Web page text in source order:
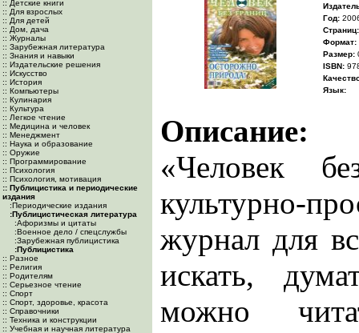
:: Детские книги
:: Для взрослых
:: Для детей
:: Дом, дача
:: Журналы
:: Зарубежная литература
:: Знания и навыки
:: Издательские решения
:: Искусство
:: История
:: Компьютеры
:: Кулинария
:: Культура
:: Легкое чтение
:: Медицина и человек
:: Менеджмент
:: Наука и образование
:: Оружие
:: Программирование
:: Психология
:: Психология, мотивация
:: Публицистика и периодические
издания
:Периодические издания
:Публицистическая литература
:Афоризмы и цитаты
:Военное дело / спецслужбы
:Зарубежная публицистика
:Публицистика
:: Разное
:: Религия
:: Родителям
:: Серьезное чтение
:: Спорт
:: Спорт, здоровье, красота
:: Справочники
:: Техника и конструкции
:: Учебная и научная литература
Год:
Cтраниц:
Формат:
Размер:
ISBN:
Язык:
Описание:
«Человек
культурно-
журнал для
искать,
можно